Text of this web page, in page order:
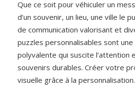
Que ce soit pour véhiculer un
d’un souvenir, un lieu, une ville le
de communication valorisant et
puzzles personnalisables sont une
polyvalente qui suscite l’attention
souvenirs durables. Créer votre
visuelle grâce à la personnalisation.